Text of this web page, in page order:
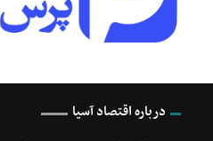
درباره اقتصاد آسیا